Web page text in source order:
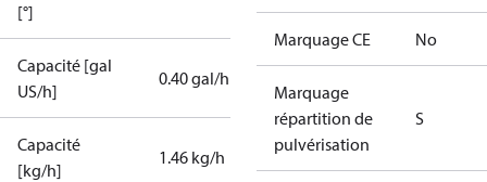
[°]
Capacité [gal
US/h]
0.40 gal/h
Capacité
[kg/h]
1.46 kg/h
Marquage CE No
Marquage
répartition de
pulvérisation
S